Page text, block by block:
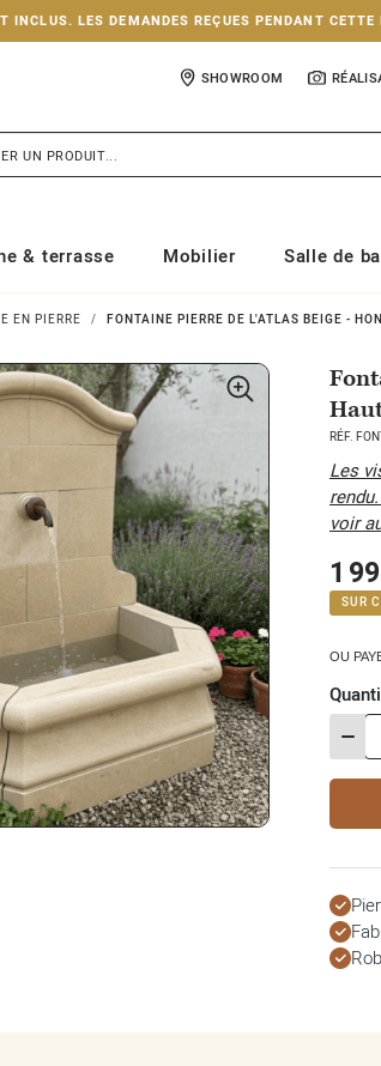
LES DEMANDES REÇUES PENDANT
SHOWROOM
& terrasse Mobilier Salle de
EN PIERRE FONTAINE PIERRE DE L'ATLAS BEIGE -
RÉF.
Les
voir
1
SUR
OU
-